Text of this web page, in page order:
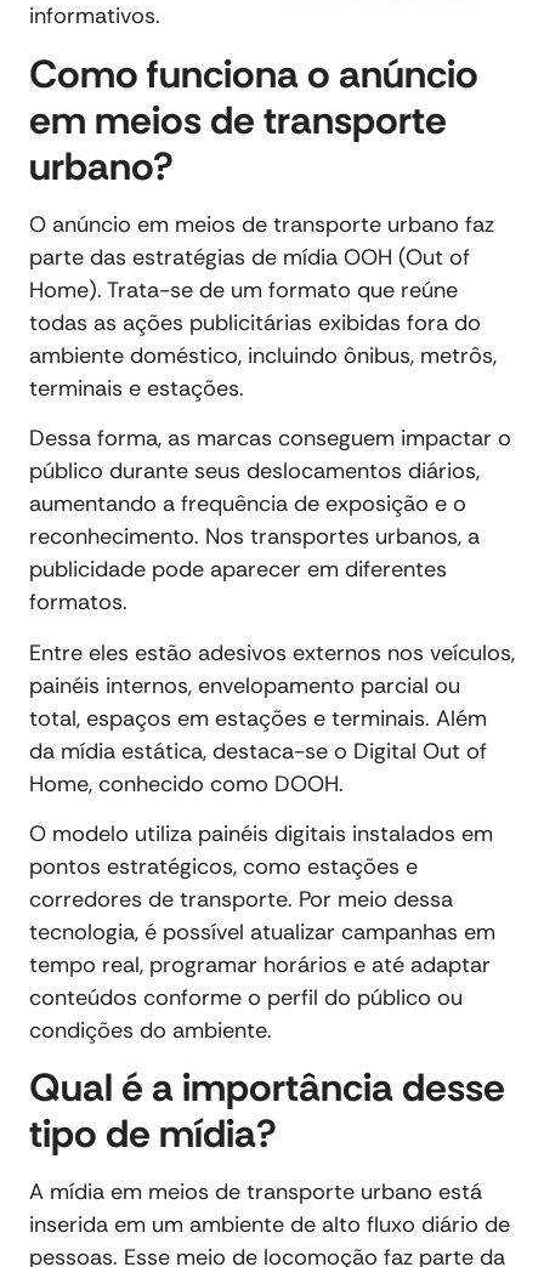
informativos.
Como funciona o anúncio
em meios de transporte
urbano?
O anúncio em meios de transporte urbano faz
parte das estratégias de mídia OOH (Out of
Home). Trata-se de um formato que reúne
todas as ações publicitárias exibidas fora do
ambiente doméstico, incluindo ônibus, metrôs,
terminais e estações.
Dessa forma, as marcas conseguem impactar o
público durante seus deslocamentos diários,
aumentando a frequência de exposição e o
reconhecimento. Nos transportes urbanos, a
publicidade pode aparecer em diferentes
formatos.
Entre eles estão adesivos externos nos veículos,
painéis internos, envelopamento parcial ou
total, espaços em estações e terminais. Além
da mídia estática, destaca-se o Digital Out of
Home, conhecido como DOOH.
O modelo utiliza painéis digitais instalados em
pontos estratégicos, como estações e
corredores de transporte. Por meio dessa
tecnologia, é possível atualizar campanhas em
tempo real, programar horários e até adaptar
conteúdos conforme o perfil do público ou
condições do ambiente.
Qual é a importância desse
tipo de mídia?
A mídia em meios de transporte urbano está
inserida em um ambiente de alto fluxo diário de
pessoas. Esse meio de locomoção faz parte da